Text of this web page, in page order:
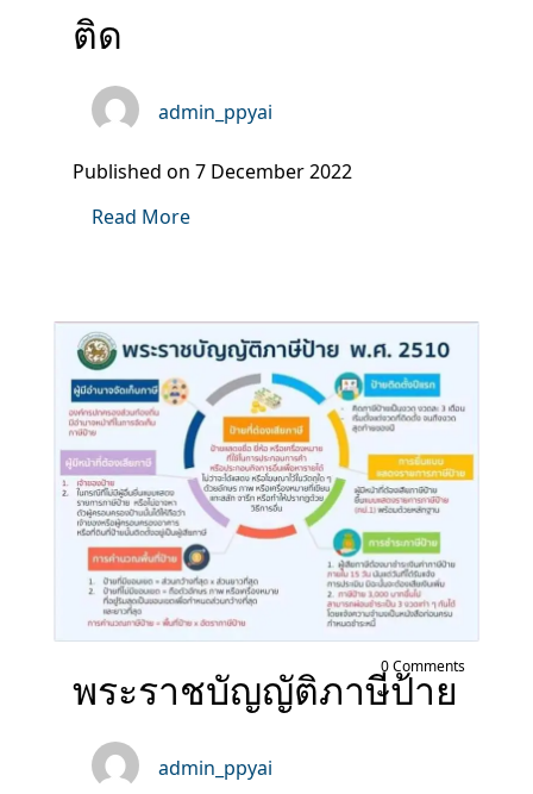
ติด
admin_ppyai
Published on 7 December 2022
Read More
0 Comments
พระราชบัญญัติภาษีป้าย
admin_ppyai